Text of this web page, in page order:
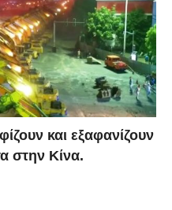
και εξαφανίζουν
στην Κίνα.